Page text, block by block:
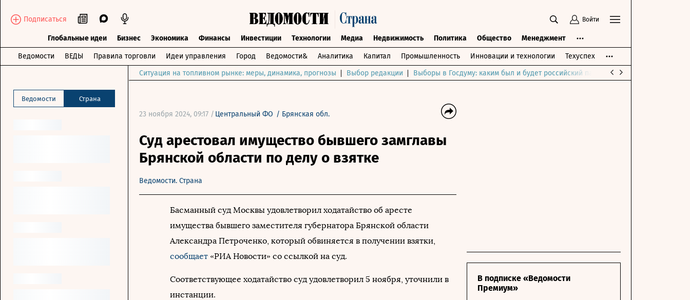
Подписаться Войти
Глобальные идеи Бизнес Экономика Финансы Инвестиции Технологии Медиа Недвижимость Политика Общество Менеджмент
Ведомости ВЕДЫ Правила торговли Идеи управления Город Ведомости& Аналитика Капитал Промышленность Инновации и технологии Техуспех
Ведомости Страна
Ситуация на топливном рынке: меры, динамика, прогнозы Выбор редакции Выборы в Госдуму: каким был и будет российский парламент
23 ноября 2024, 09:17 / Центральный ФО / Брянская обл.
Суд арестовал имущество бывшего замглавы
Брянской области по делу о взятке
Ведомости. Страна
Басманный суд Москвы удовлетворил ходатайство об аресте
имущества бывшего заместителя губернатора Брянской области
Александра Петроченко, который обвиняется в получении взятки,
сообщает «РИА Новости» со ссылкой на суд.
Соответствующее ходатайство суд удовлетворил 5 ноября, уточнили в
инстанции.
В подписке «Ведомости
Премиум»